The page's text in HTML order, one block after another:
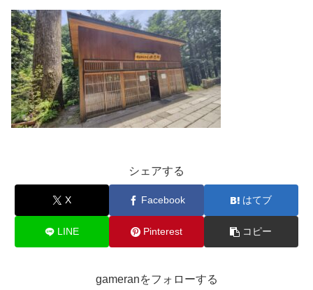
シェアする
X Facebook はてブ
LINE Pinterest コピー
gameranをフォローする